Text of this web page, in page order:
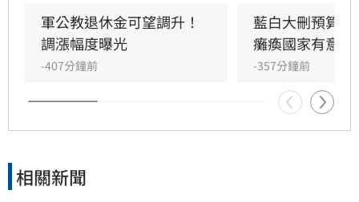
量顯著提升，且公視長期擔負人才培育、兒少節
目與多元族群服務使命，預算資源不容中斷。
軍公教退休金可望調升！
調漲幅度曝光
-407分鐘前
藍白大刪預算
癱瘓國家有意義
-357分鐘前
相關新聞